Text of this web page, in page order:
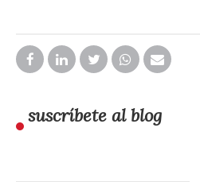
suscríbete al blog